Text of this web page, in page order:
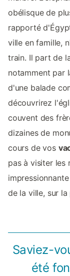
obélisque de
rapporté
ville en famille,
train. Il part de
notamment par
d'une balade
découvrirez
couvent des
dizaines de
cours de vos
pas à visiter les
de la ville, sur
Saviez-
été